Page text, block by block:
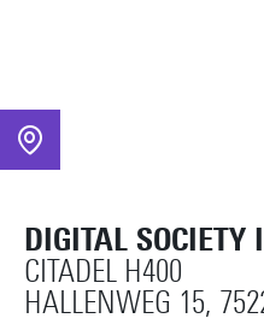
DIGITAL SOCIETY
CITADEL H400
HALLENWEG 15,